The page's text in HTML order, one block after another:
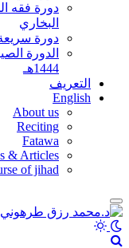
دورة فقه
البخاري
دورة
1444هـ
التعريف
English
About us
Reciting
Fatawa
& Articles
of jihad